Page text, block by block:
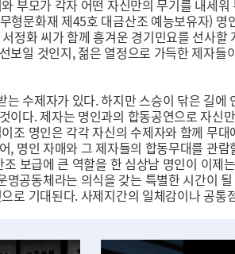
부모가 각자 어떤 자신만의 무기를 내세
형문화재 제45호 대금산조 예능보유자)
정화 씨가 함께 흥겨운 경기민요를 선사
보일 것인지, 젊은 열정으로 가득한 제자
수제자가 있다. 하지만 스승이 닦은 길
다. 제자는 명인과의 합동공연으로 자
조 명인은 각각 자신의 수제자와 함께 무
, 명인 자매와 그 제자들의 합동무대를 관
보급에 큰 역할을 한 심상남 명인이 이
공동체라는 의식을 갖는 특별한 시간이
로 기대된다. 사제지간의 일체감이나 공